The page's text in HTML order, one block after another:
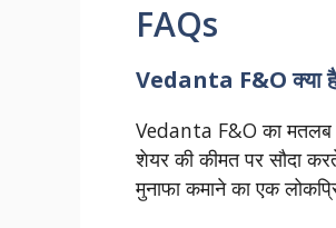
FAQs
Vedanta F&O क्या
Vedanta F&O का मतलब
शेयर की कीमत पर सौदा
मुनाफा कमाने का एक